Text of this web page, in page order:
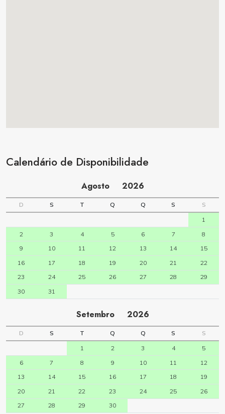
Calendário de Disponibilidade
Agosto 2026
D S T Q Q S
S
1
2
3 4 5 6 7
8
9
10 11 12 13 14
15
16
17 18 19 20 21
22
23
24 25 26 27 28
29
30
31
Setembro 2026
D S T Q Q S
S
1
2 3 4
5
6
7 8 9 10 11
12
13
14 15 16 17 18
19
20
21 22 23 24 25
26
27
28 29 30